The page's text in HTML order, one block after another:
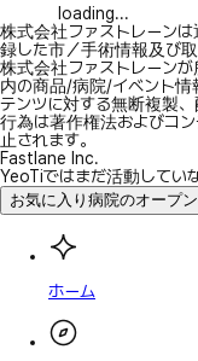
loading...
株式会社ファストレーン
録した市／手術情報及び
株式会社ファストレーン
内の商品/病院/イベント情
テンツに対する無断複製
行為は著作権法およびコ
止されます。
Fastlane Inc.
YeoTiではまだ活動してい
お気に入り病院のオープ
ホーム